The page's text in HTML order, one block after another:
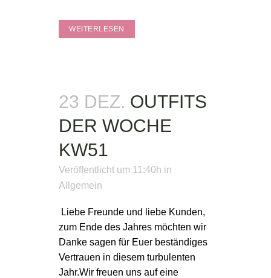
WEITERLESEN
23 DEZ. OUTFITS
DER WOCHE
KW51
Veröffentlicht um 11:40h in
Allgemein
Liebe Freunde und liebe Kunden,
zum Ende des Jahres möchten wir
Danke sagen für Euer beständiges
Vertrauen in diesem turbulenten
Jahr.Wir freuen uns auf eine